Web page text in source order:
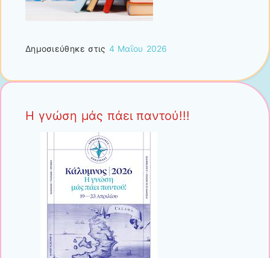
Δημοσιεύθηκε στις 4 Μαΐου 2026
Η γνώση μάς πάει παντού!!!